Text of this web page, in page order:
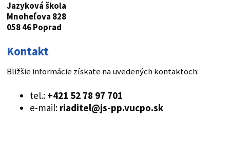
Jazyková škola
Mnoheľova 828
058 46 Poprad
Kontakt
Bližšie informácie získate na uvedených kontaktoch:
tel.: +421 52 78 97 701
e-mail: riaditel@js-pp.vucpo.sk